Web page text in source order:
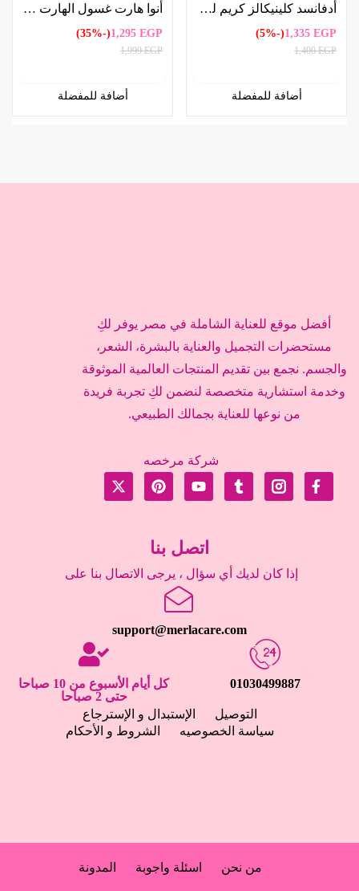
أدفانسد كلينيكالز كريم لوشن تفتيح البشرة بفيتامين سي 450 مل | Advanced Clinicals Vitamin C Skin Brightening Lotion 450ml
1,335 EGP
(-5%)
1,400EGP
أضافة للمفضلة
أنوا هارت غسول الهارت ليف الزيتي للتحكم في المسام ، 200مل | Anua Heartleaf Oil Control Cleanser for Pore Control 200ml
1,295 EGP
(-35%)
1,999EGP
أضافة للمفضلة
أفضل موقع للعناية الشاملة في مصر يوفر لكِ
مستحضرات التجميل والعناية بالبشرة، الشعر،
والجسم. نجمع بين تقديم المنتجات العالمية الموثوقة
وخدمة استشارية متخصصة لنضمن لكِ تجربة فريدة
من نوعها للعناية بجمالك الطبيعي.
شركة مرخصه
اتصل بنا
إذا كان لديك أي سؤال ، يرجى الاتصال بنا على
support@merlacare.com
01030499887
كل أيام الأسبوع من 10 صباحا
حتى 2 صباحا
التوصيل
الإستبدال و الإسترجاع
سياسة الخصوصيه
الشروط و الأحكام
من نحن اسئلة واجوبة المدونة